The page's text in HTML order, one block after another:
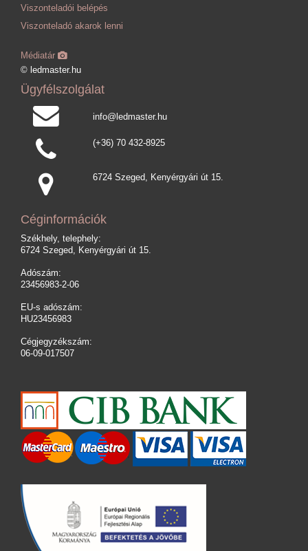
Viszonteladói belépés
Viszonteladó akarok lenni
Médiatár
© ledmaster.hu
Ügyfélszolgálat
info@ledmaster.hu
(+36) 70 432-8925
6724 Szeged, Kenyérgyári út 15.
Céginformációk
Székhely, telephely:
6724 Szeged, Kenyérgyári út 15.
Adószám:
23456983-2-06
EU-s adószám:
HU23456983
Cégjegyzékszám:
06-09-017507